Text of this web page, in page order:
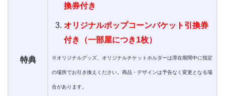
特典
換券付き
オリジナルポップコーンバケット引換券
付き（一部屋につき1枚）
※オリジナルグッズ、オリジナルチケットホルダーは滞在期間中に指定
の場所でお引き換えください。商品・デザインは予告なく変更となる場
合があります。